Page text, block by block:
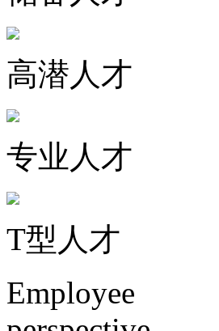
高潜人才
专业人才
T型人才
Employee